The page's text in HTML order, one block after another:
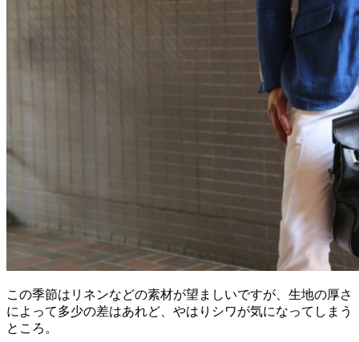
この季節はリネンなどの素材が望ましいですが、生地の厚さ
によって多少の差はあれど、やはりシワが気になってしまう
ところ。